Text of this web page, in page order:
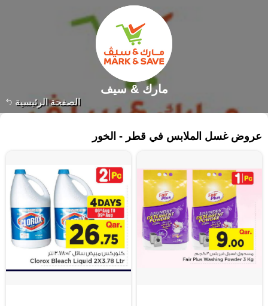
الصفحة الرئيسية
مارك & سيف
عروض غسل الملابس في قطر - الخور